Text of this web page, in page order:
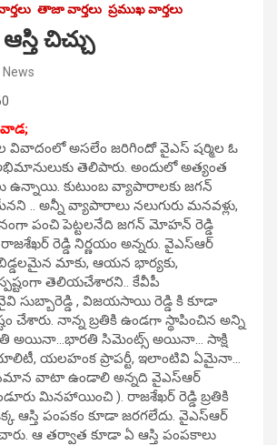
తాజా వార్తలు ప్రముఖ వార్తలు
చిచ్చు
News
వివాదంలో అసలేం జరిగిందో వైఎస్ షర్మిల ఓ
తెలిపారు. అందులో అత్యంత
కుటుంబ వ్యాపారాలకు జగన్
.. అన్నీ వ్యాపారాలు నలుగురు మనవళ్లు,
పంచి పెట్టలనేది జగన్ మోహన్ రెడ్డి
రెడ్డి నిర్ణయం అన్నరు. వైఎస్ఆర్
మాకు, ఆయన భార్యకు,
తెలియచేశారని.. కేవీపీ
సుబ్బారెడ్డి , విజయసాయి రెడ్డి కి కూడా
చేశారు. నాన్న బ్రతికి ఉండగా స్థాపించిన అన్ని
అయినా…భారతి సిమెంట్స్ అయినా… సాక్షి
యలహంక ప్రాపర్టీ, ఇలాంటివి ఏమైనా…
సమాన వాటా ఉండాలి అన్నది వైఎస్ఆర్
మినహాయించి ). రాజశేఖర్ రెడ్డి బ్రతికి
ఆస్తి పంపకం కూడా జరగలేదు. వైఎస్ఆర్
ఆ తర్వాత కూడా ఏ ఆస్తి పంపకాలు